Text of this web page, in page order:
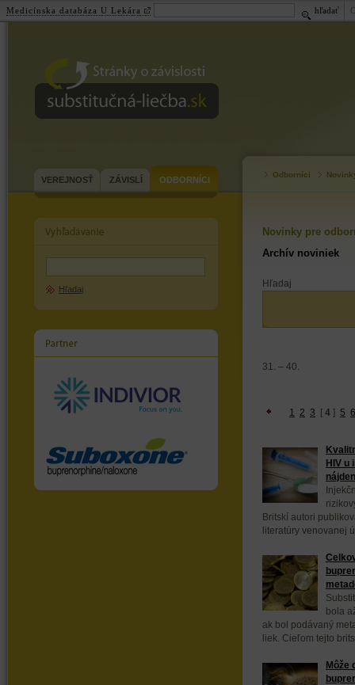
substitučná-liečba.sk
VEREJNOSŤ ZÁVISLÍ ODBORNÍCI
Hľadaj
Odborníci
Novinky pre
Archív noviniek
Hľadaj
31. – 40.
1 2 3 [ 4 ] 5 6
HIV u
Britskí autori
literatúry venovanej
bola
ak bol podávaný
liek. Cieľom tejto
Môže
Medicínska databáza U Lekára hľadať